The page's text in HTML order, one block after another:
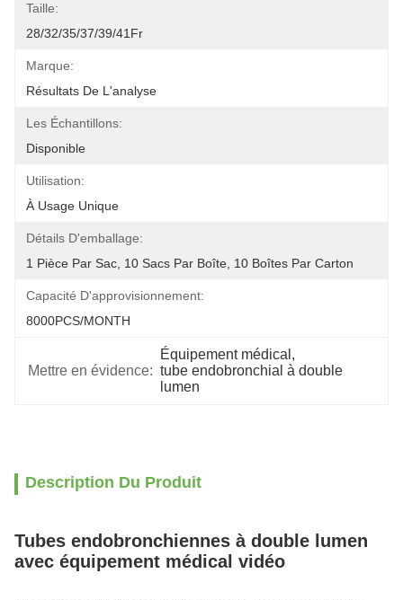
Taille:
28/32/35/37/39/41Fr
Marque:
Résultats De L'analyse
Les Échantillons:
Disponible
Utilisation:
À Usage Unique
Détails D'emballage:
1 Pièce Par Sac, 10 Sacs Par Boîte, 10 Boîtes Par Carton
Capacité D'approvisionnement:
8000PCS/MONTH
Mettre en évidence:
Équipement médical ,
tube endobronchial à double
lumen
Description Du Produit
Tubes endobronchiennes à double lumen
avec équipement médical vidéo